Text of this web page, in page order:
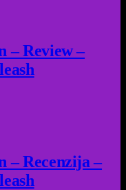
– Review –
– Recenzija –